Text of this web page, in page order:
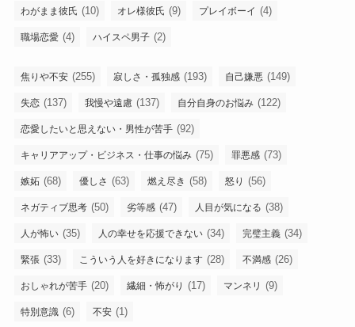
わがまま彼氏 (10) オレ様彼氏 (9) プレイボーイ (4)
職場恋愛 (4) ハイスペ男子 (2)
焦りや不安 (255) 寂しさ・孤独感 (193) 自己嫌悪 (149)
失恋 (137) 我慢や遠慮 (137) 自分自身のお悩み (122)
恋愛したいと思えない・男性が苦手 (92)
キャリアアップ・ビジネス・仕事の悩み (75) 罪悪感 (73)
嫉妬 (68) 優しさ (63) 燃え尽き (58) 怒り (56)
ネガティブ思考 (50) 劣等感 (47) 人目が気になる (38)
人が怖い (35) 人の幸せを応援できない (34) 完璧主義 (34)
緊張 (33) こういう人を好きになります (28) 不満感 (26)
おしゃれが苦手 (20) 繊細・怖がり (17) マンネリ (9)
特別意識 (6) 不安 (1)